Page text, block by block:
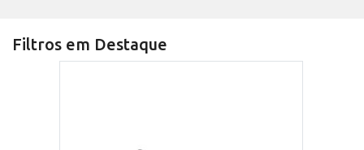
Filtros em Destaque